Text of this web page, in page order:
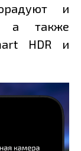
и
а также
HDR и